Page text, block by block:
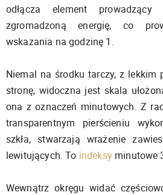
odłącza element
zgromadzoną energię, co
wskazania na godzinę 1.
Niemal na środku tarczy, z lekkim
stronę, widoczna jest skala
ona z oznaczeń minutowych. Z
transparentnym pierścieniu
szkła, stwarzają wrażenie
lewitujących. To indeksyminutowe
Wewnątrz okręgu widać